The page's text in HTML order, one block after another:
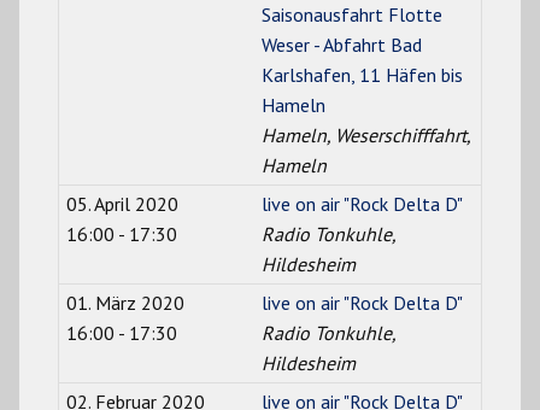
Saisonausfahrt Flotte
Weser - Abfahrt Bad
Karlshafen, 11 Häfen bis
Hameln
Hameln, Weserschifffahrt,
Hameln
05. April 2020
16:00 - 17:30
live on air "Rock Delta D"
Radio Tonkuhle,
Hildesheim
01. März 2020
16:00 - 17:30
live on air "Rock Delta D"
Radio Tonkuhle,
Hildesheim
02. Februar 2020
live on air "Rock Delta D"